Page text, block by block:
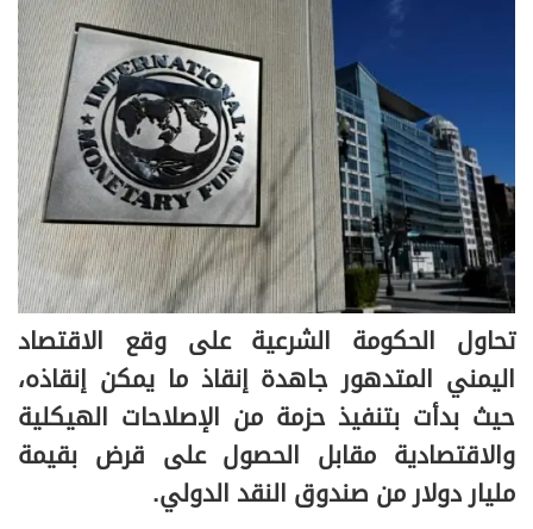
تحاول الحكومة الشرعية على وقع الاقتصاد
اليمني المتدهور جاهدة إنقاذ ما يمكن إنقاذه،
حيث بدأت بتنفيذ حزمة من الإصلاحات الهيكلية
والاقتصادية مقابل الحصول على قرض بقيمة
مليار دولار من صندوق النقد الدولي.